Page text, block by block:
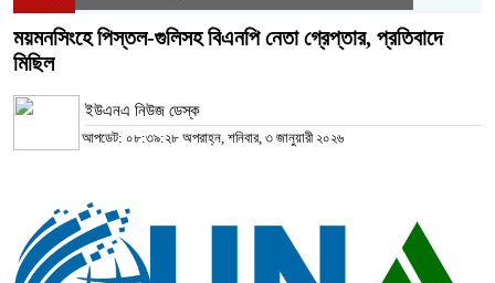
ময়মনসিংহে পিস্তল-গুলিসহ বিএনপি নেতা গ্রেপ্তার, প্রতিবাদে
মিছিল
ইউএনএ নিউজ ডেস্ক
আপডেট: ০৮:৩৯:২৮ অপরাহ্ন, শনিবার, ৩ জানুয়ারী ২০২৬